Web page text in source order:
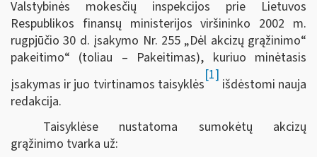
Valstybinės mokesčių inspekcijos prie Lietuvos
Respublikos finansų ministerijos viršininko 2002 m.
rugpjūčio 30 d. įsakymo Nr. 255 „Dėl akcizų grąžinimo“
pakeitimo“ (toliau – Pakeitimas), kuriuo minėtasis
įsakymas ir juo tvirtinamos taisyklės
[1]
išdėstomi nauja
redakcija.
Taisyklėse nustatoma sumokėtų akcizų
grąžinimo tvarka už: